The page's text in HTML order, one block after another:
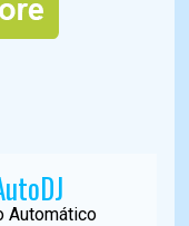
Automático